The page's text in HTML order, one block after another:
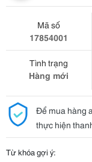
Mã số
17854001
Tình trạng
Hàng mới
Để mua hàng
thực hiện
Từ khóa gợi ý: